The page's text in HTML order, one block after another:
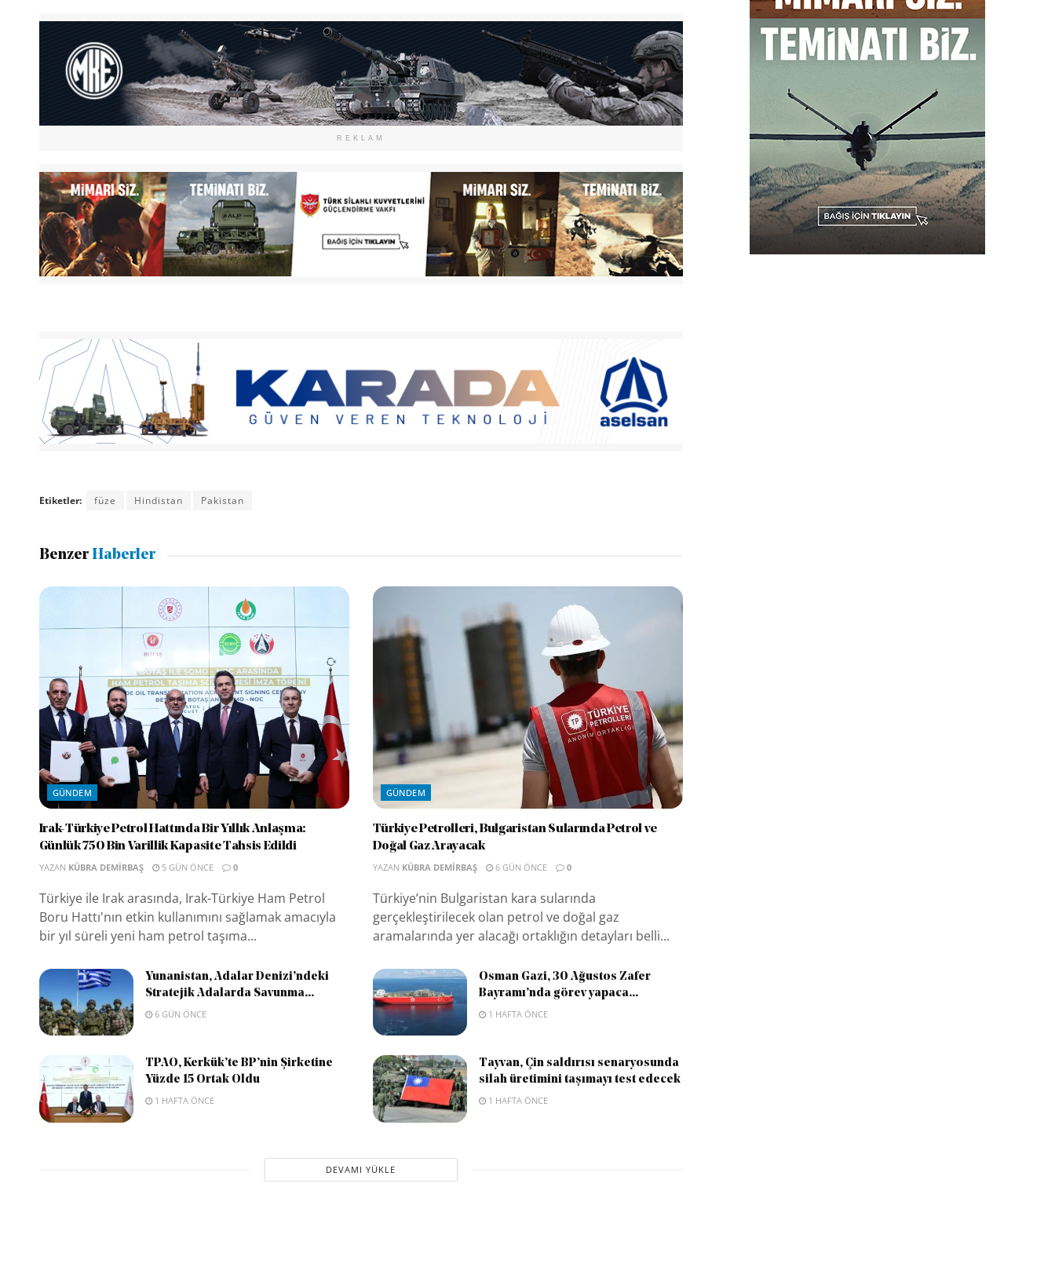
REKLAM
Etiketler: füze Hindistan Pakistan
BenzerHaberler
GÜNDEM
Irak-Türkiye Petrol Hattında Bir Yıllık Anlaşma:
Günlük 750 Bin Varillik Kapasite Tahsis Edildi
YAZAN KÜBRA DEMIRBAŞ 5 GÜN ÖNCE 0
Türkiye ile Irak arasında, Irak-Türkiye Ham Petrol
Boru Hattı'nın etkin kullanımını sağlamak amacıyla
bir yıl süreli yeni ham petrol taşıma...
GÜNDEM
Türkiye Petrolleri, Bulgaristan Sularında Petrol ve
Doğal Gaz Arayacak
YAZAN KÜBRA DEMIRBAŞ 6 GÜN ÖNCE 0
Türkiye’nin Bulgaristan kara sularında
gerçekleştirilecek olan petrol ve doğal gaz
aramalarında yer alacağı ortaklığın detayları belli...
Yunanistan, Adalar Denizi’ndeki
Stratejik Adalarda Savunma...
6 GÜN ÖNCE
Osman Gazi, 30 Ağustos Zafer
Bayramı’nda görev yapaca...
1 HAFTA ÖNCE
TPAO, Kerkük’te BP’nin Şirketine
Yüzde 15 Ortak Oldu
1 HAFTA ÖNCE
Tayvan, Çin saldırısı senaryosunda
silah üretimini taşımayı test edecek
1 HAFTA ÖNCE
DEVAMI YÜKLE